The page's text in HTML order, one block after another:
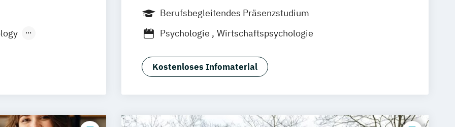
München
Wiesbaden Online-Campus
Oldenburg
Braunschweig
Berufsbegleitendes Präsenzstudium
Psychologie
Wirtschaftspsychologie
Kostenloses Infomaterial